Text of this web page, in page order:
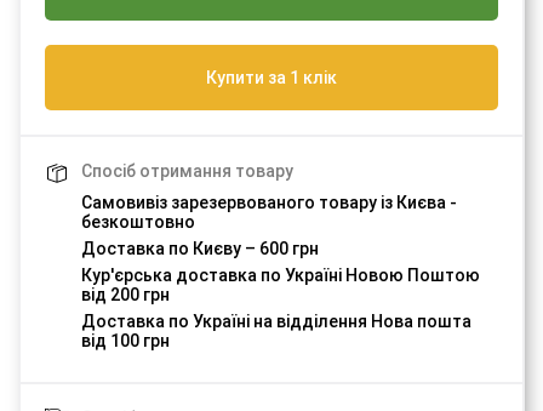
Купити за 1 клік
Спосіб отримання товару
Самовивіз зарезервованого товару із Києва -
безкоштовно
Доставка по Києву – 600 грн
Кур'єрська доставка по Україні Новою Поштою
від 200 грн
Доставка по Україні на відділення Нова пошта
від 100 грн